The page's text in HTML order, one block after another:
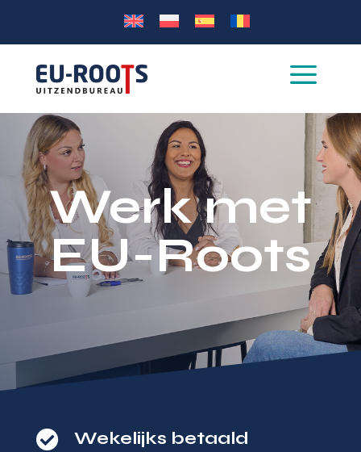
a
Werk met
EU-Roots
 Wekelijks betaald